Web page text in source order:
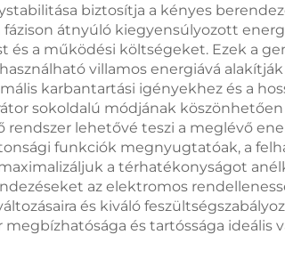
biztosítja a kényes
fázison átnyúló kiegyensúlyozott
és a működési költségeket. Ezek a
villamos energiává
karbantartási igényekhez és a
sokoldalú módjának
rendszer lehetővé teszi a meglévő
funkciók megnyugtatóak, a
a térhatékonyságot
az elektromos
és kiváló
és tartóssága ideális